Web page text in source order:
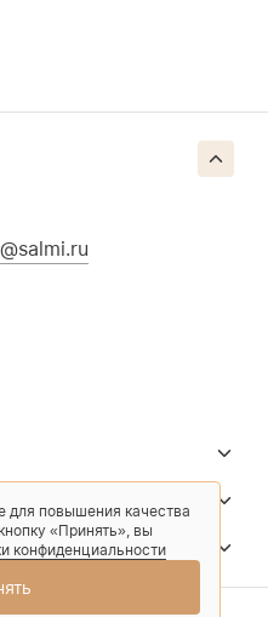
повышения качества
«Принять», вы
конфиденциальности